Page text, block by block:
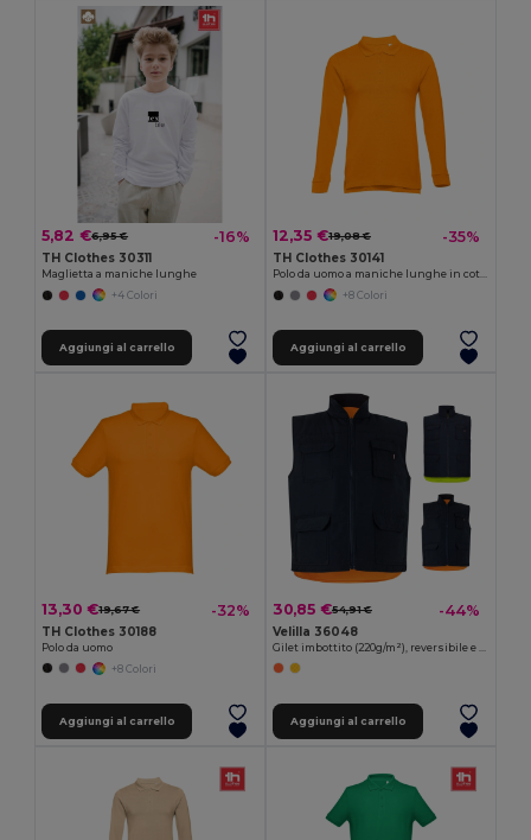
5,82 €6,95 € -16%
TH Clothes 30311
Maglietta a maniche lunghe
+4 Colori
Aggiungi al carrello
12,35 €19,08 € -35%
TH Clothes 30141
Polo da uomo a maniche lunghe in cotone cardato
+8 Colori
Aggiungi al carrello
13,30 €19,67 € -32%
TH Clothes 30188
Polo da uomo
+8 Colori
Aggiungi al carrello
30,85 €54,91 € -44%
Velilla 36048
Gilet imbottito (220g/m²), reversibile e con diverse tasche, in poliestere (100%), con chiusura a zip e tirante reversibile
Aggiungi al carrello